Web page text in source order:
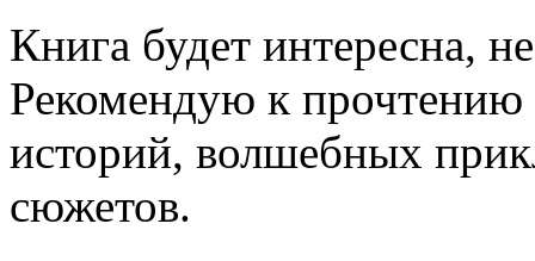
Книга будет интересна,
Рекомендую к прочтению
историй, волшебных
сюжетов.